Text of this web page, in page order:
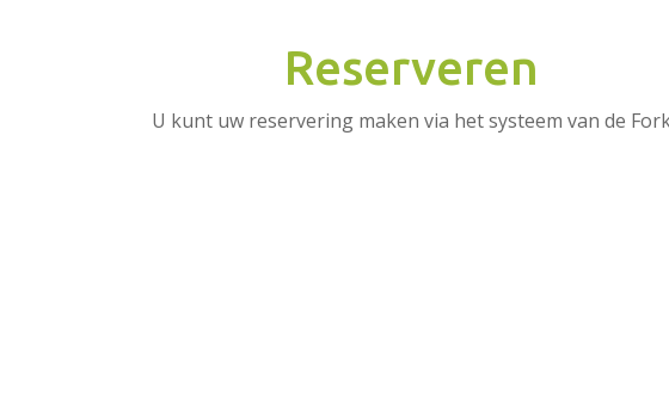
Reserveren
U kunt uw reservering maken via het systeem van de